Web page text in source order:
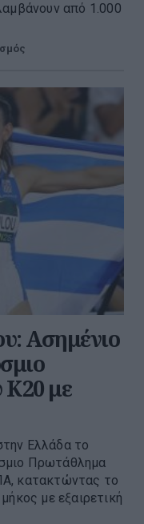
από 1.000
Ασημένιο
με
Ελλάδα το
Πρωτάθλημα
κατακτώντας το
με εξαιρετική